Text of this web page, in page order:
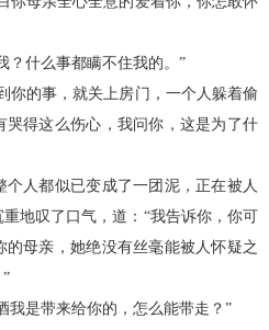
什么事都瞒不住我的。”
的事，就关上房门，一个人躲着偷
得这么伤心，我问你，这是为了什
人都似已变成了一团泥，正在被人
地叹了口气，道：“我告诉你，你可
母亲，她绝没有丝毫能被人怀疑之
是带来给你的，怎么能带走？”